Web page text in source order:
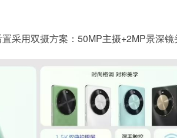
采用双摄方案：50MP主摄+2MP景深镜